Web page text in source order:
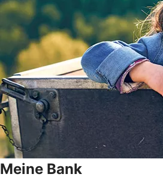
Meine Bank